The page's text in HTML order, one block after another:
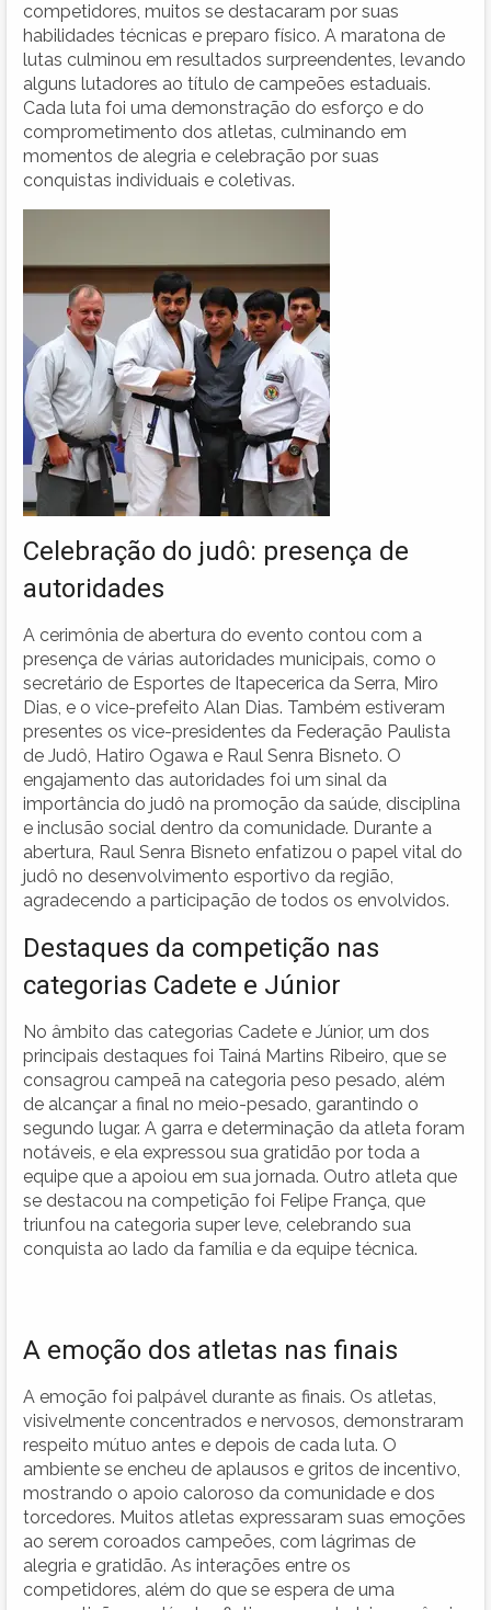
competidores, muitos se destacaram por suas
habilidades técnicas e preparo físico. A maratona de
lutas culminou em resultados surpreendentes, levando
alguns lutadores ao título de campeões estaduais.
Cada luta foi uma demonstração do esforço e do
comprometimento dos atletas, culminando em
momentos de alegria e celebração por suas
conquistas individuais e coletivas.
Celebração do judô: presença de
autoridades
A cerimônia de abertura do evento contou com a
presença de várias autoridades municipais, como o
secretário de Esportes de Itapecerica da Serra, Miro
Dias, e o vice-prefeito Alan Dias. Também estiveram
presentes os vice-presidentes da Federação Paulista
de Judô, Hatiro Ogawa e Raul Senra Bisneto. O
engajamento das autoridades foi um sinal da
importância do judô na promoção da saúde, disciplina
e inclusão social dentro da comunidade. Durante a
abertura, Raul Senra Bisneto enfatizou o papel vital do
judô no desenvolvimento esportivo da região,
agradecendo a participação de todos os envolvidos.
Destaques da competição nas
categorias Cadete e Júnior
No âmbito das categorias Cadete e Júnior, um dos
principais destaques foi Tainá Martins Ribeiro, que se
consagrou campeã na categoria peso pesado, além
de alcançar a final no meio-pesado, garantindo o
segundo lugar. A garra e determinação da atleta foram
notáveis, e ela expressou sua gratidão por toda a
equipe que a apoiou em sua jornada. Outro atleta que
se destacou na competição foi Felipe França, que
triunfou na categoria super leve, celebrando sua
conquista ao lado da família e da equipe técnica.
A emoção dos atletas nas finais
A emoção foi palpável durante as finais. Os atletas,
visivelmente concentrados e nervosos, demonstraram
respeito mútuo antes e depois de cada luta. O
ambiente se encheu de aplausos e gritos de incentivo,
mostrando o apoio caloroso da comunidade e dos
torcedores. Muitos atletas expressaram suas emoções
ao serem coroados campeões, com lágrimas de
alegria e gratidão. As interações entre os
competidores, além do que se espera de uma